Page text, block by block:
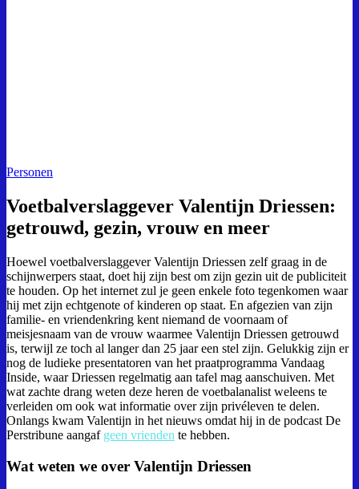
Personen
Voetbalverslaggever Valentijn Driessen:
getrouwd, gezin, vrouw en meer
Hoewel voetbalverslaggever Valentijn Driessen zelf graag in de
schijnwerpers staat, doet hij zijn best om zijn gezin uit de publiciteit
te houden. Op het internet zul je geen enkele foto tegenkomen waar
hij met zijn echtgenote of kinderen op staat. En afgezien van zijn
familie- en vriendenkring kent niemand de voornaam of
meisjesnaam van de vrouw waarmee Valentijn Driessen getrouwd
is, terwijl ze toch al langer dan 25 jaar een stel zijn. Gelukkig zijn er
nog de ludieke presentatoren van het praatprogramma Vandaag
Inside, waar Driessen regelmatig aan tafel mag aanschuiven. Met
wat zachte drang weten deze heren de voetbalanalist weleens te
verleiden om ook wat informatie over zijn privéleven te delen.
Onlangs kwam Valentijn in het nieuws omdat hij in de podcast De
Perstribune aangaf geen vrienden te hebben.
Wat weten we over Valentijn Driessen